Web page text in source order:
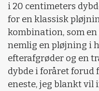
i 20 centimeters
for en klassisk
kombination, som
nemlig en pløjning i
efterafgrøder og en
dybde i foråret forud
eneste, jeg blankt vil